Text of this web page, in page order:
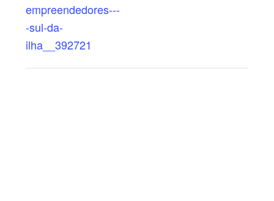
empreendedores---
-sul-da-
ilha__392721